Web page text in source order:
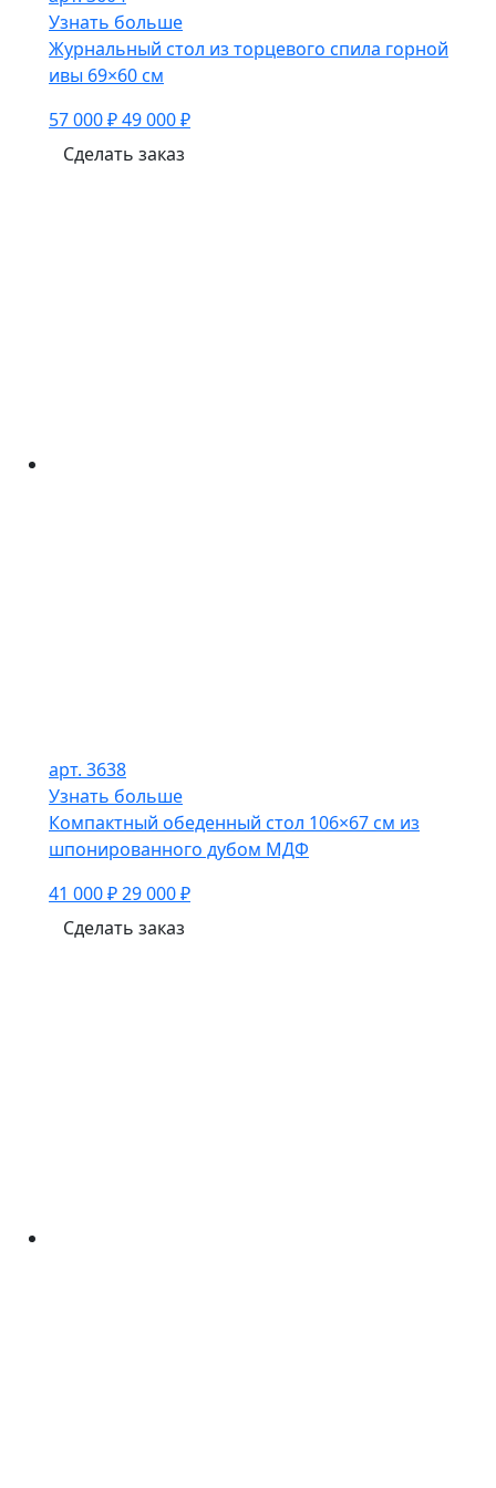
Узнать больше
Журнальный стол из торцевого спила горной
ивы 69×60 см
57 000 ₽49 000 ₽
Сделать заказ
арт. 3638
Узнать больше
Компактный обеденный стол 106×67 см из
шпонированного дубом МДФ
41 000 ₽29 000 ₽
Сделать заказ